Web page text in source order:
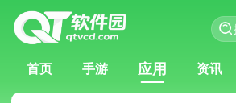
首页 手游 应用 资讯